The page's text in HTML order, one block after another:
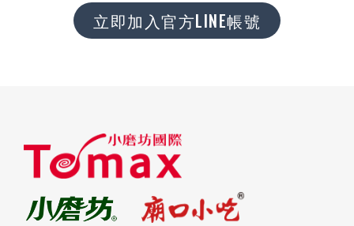
立即加入官方LINE帳號